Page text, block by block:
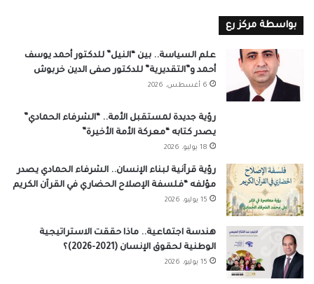
بواسطة مركز رع
علم السياسة.. بين “النيل” للدكتور أحمد يوسف
أحمد و”التقديرية” للدكتور صفى الدين خربوش
6 أغسطس، 2026
رؤية جديدة لمستقبل الأمة.. “الشرفاء الحمادي”
يصدر كتابه “معركة الأمة الأخيرة”
18 يوليو، 2026
رؤية قرآنية لبناء الإنسان.. الشرفاء الحمادي يصدر
مؤلفه “فلسفة الإصلاح الحضاري في القرآن الكريم
15 يوليو، 2026
هندسة اجتماعية.. ماذا حققت الاستراتيجية
الوطنية لحقوق الإنسان (2021-2026)؟
15 يوليو، 2026